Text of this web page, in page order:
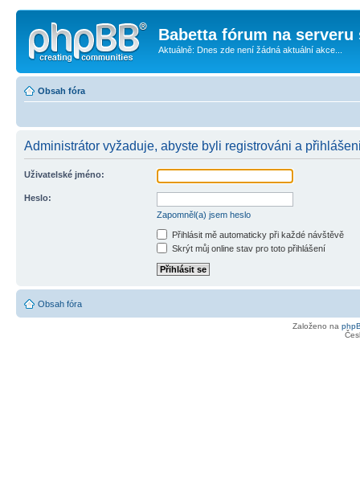
Babetta fórum na serveru
Aktuálně: Dnes zde není žádná aktuální akce...
Obsah fóra
Administrátor vyžaduje, abyste byli registrováni a
Uživatelské jméno:
Heslo:
Zapomněl(a) jsem heslo
Přihlásit mě automaticky při každé návštěvě
Skrýt můj online stav pro toto přihlášení
Obsah fóra
Založeno na